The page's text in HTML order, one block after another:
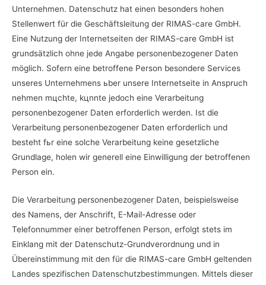
Unternehmen. Datenschutz hat einen besonders hohen
Stellenwert für die Geschäftsleitung der RIMAS-care GmbH.
Eine Nutzung der Internetseiten der RIMAS-care GmbH ist
grundsätzlich ohne jede Angabe personenbezogener Daten
möglich. Sofern eine betroffene Person besondere Services
unseres Unternehmens ьber unsere Internetseite in Anspruch
nehmen mцchte, kцnnte jedoch eine Verarbeitung
personenbezogener Daten erforderlich werden. Ist die
Verarbeitung personenbezogener Daten erforderlich und
besteht fьr eine solche Verarbeitung keine gesetzliche
Grundlage, holen wir generell eine Einwilligung der betroffenen
Person ein.
Die Verarbeitung personenbezogener Daten, beispielsweise
des Namens, der Anschrift, E-Mail-Adresse oder
Telefonnummer einer betroffenen Person, erfolgt stets im
Einklang mit der Datenschutz-Grundverordnung und in
Übereinstimmung mit den für die RIMAS-care GmbH geltenden
Landes spezifischen Datenschutzbestimmungen. Mittels dieser